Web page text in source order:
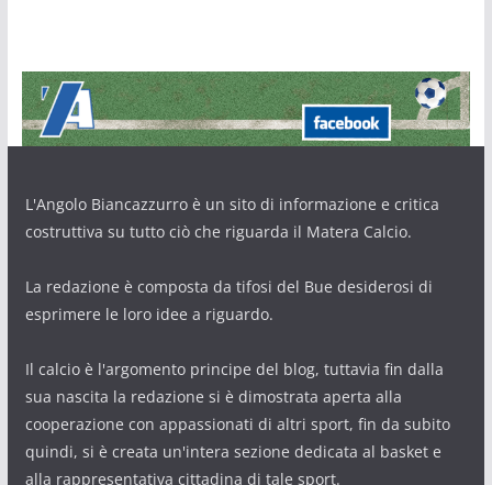
L'Angolo Biancazzurro è un sito di informazione e critica
costruttiva su tutto ciò che riguarda il Matera Calcio.
La redazione è composta da tifosi del Bue desiderosi di
esprimere le loro idee a riguardo.
Il calcio è l'argomento principe del blog, tuttavia fin dalla
sua nascita la redazione si è dimostrata aperta alla
cooperazione con appassionati di altri sport, fin da subito
quindi, si è creata un'intera sezione dedicata al basket e
alla rappresentativa cittadina di tale sport.